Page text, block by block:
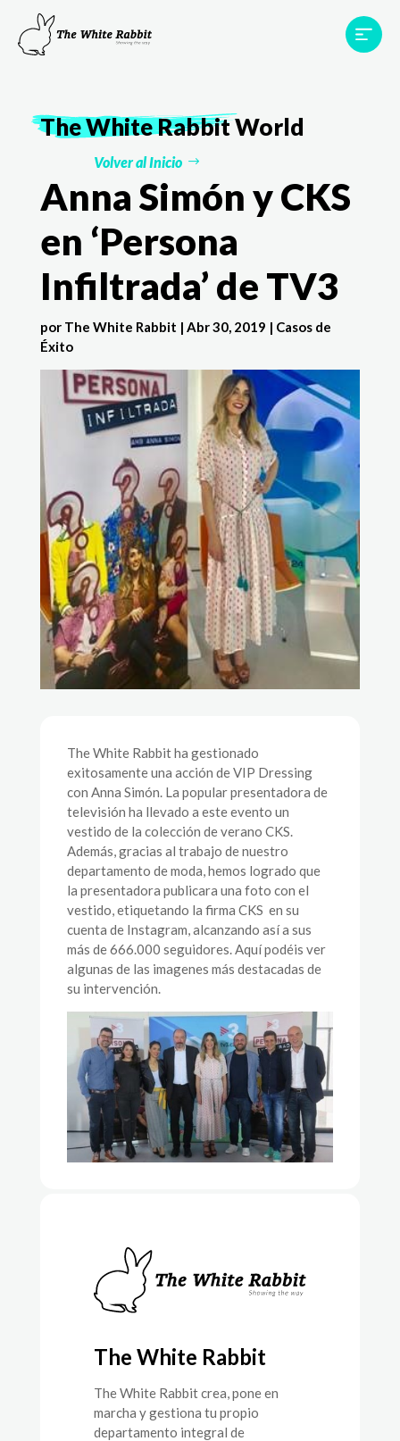
Proyectos
Testimonios
TWR World
The White RabbitWorld
Volver al Inicio
Anna Simón y CKS
en ‘Persona
Infiltrada’ de TV3
por The White Rabbit | Abr 30, 2019 | Casos de
Éxito
The White Rabbit ha gestionado
exitosamente una acción de VIP Dressing
con Anna Simón. La popular presentadora de
televisión ha llevado a este evento un
vestido de la colección de verano CKS.
Además, gracias al trabajo de nuestro
departamento de moda, hemos logrado que
la presentadora publicara una foto con el
vestido, etiquetando la firma CKS en su
cuenta de Instagram, alcanzando así a sus
más de 666.000 seguidores. Aquí podéis ver
algunas de las imagenes más destacadas de
su intervención.
The White Rabbit
The White Rabbit crea, pone en
marcha y gestiona tu propio
departamento integral de